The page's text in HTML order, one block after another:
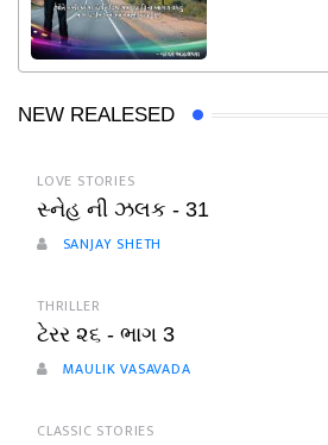
NEW REALESED
LOVE STORIES
સ્નેહ ની ઝલક - 31
SANJAY SHETH
THRILLER
ટેરર ૨૬ - ભાગ 3
MAULIK VASAVADA
CLASSIC STORIES